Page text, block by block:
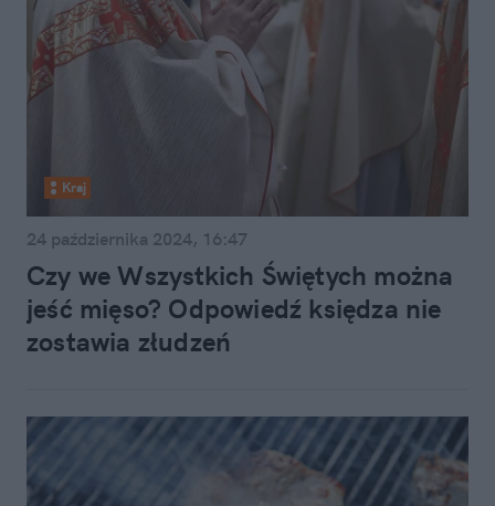
Kraj
24 października 2024, 16:47
Czy we Wszystkich Świętych można
jeść mięso? Odpowiedź księdza nie
zostawia złudzeń